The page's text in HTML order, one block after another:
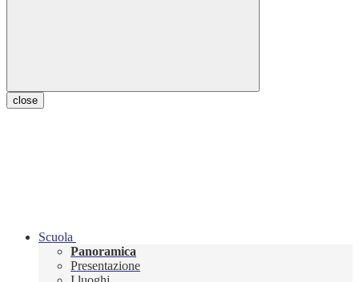
close
Scuola
Panoramica
Presentazione